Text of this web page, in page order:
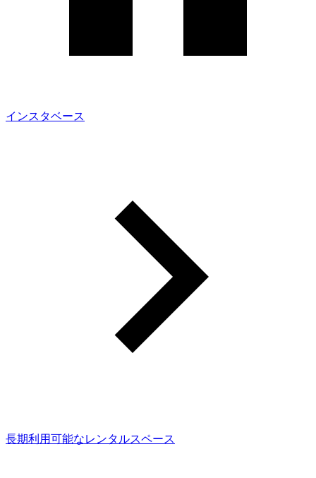
インスタベース
長期利用可能なレンタルスペース